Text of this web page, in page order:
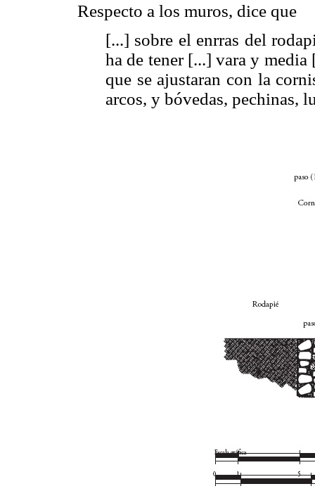
Respecto a los muros, dice que
[...] sobre el enrras del
ha de tener [...] vara y media
que se ajustaran con la
arcos, y bóvedas, pechinas,